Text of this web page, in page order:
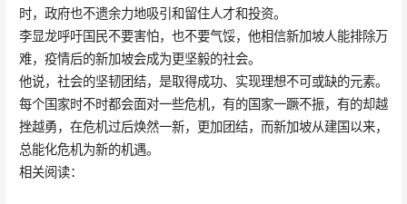
时，政府也不遗余力地吸引和留住人才和投资。
李显龙呼吁国民不要害怕，也不要气馁，他相信新加坡人能排除万
难，疫情后的新加坡会成为更坚毅的社会。
他说，社会的坚韧团结，是取得成功、实现理想不可或缺的元素。
每个国家时不时都会面对一些危机，有的国家一蹶不振，有的却越
挫越勇，在危机过后焕然一新，更加团结，而新加坡从建国以来，
总能化危机为新的机遇。
相关阅读：